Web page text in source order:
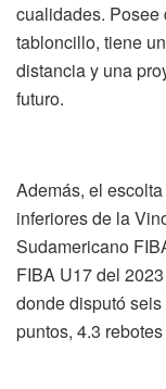
cualidades. Posee
tabloncillo, tiene
distancia y una
futuro.
Además, el
inferiores de la
Sudamericano
FIBA U17 del
donde disputó
puntos, 4.3